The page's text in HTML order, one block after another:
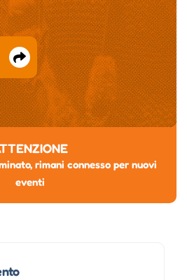
rimani connesso per nuovi
eventi